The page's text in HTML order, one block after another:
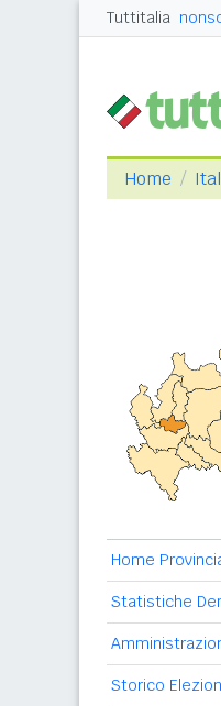
Tuttitalia
Home
Home
Statistiche
Storico